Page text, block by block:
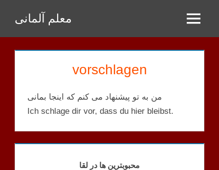
Inhalt
springen
معلم آلمانی Menu
vorschlagen
من به تو پیشنهاد می کنم که اینجا بمانی
Ich schlage dir vor, dass du hier bleibst.
محبوبترین ها در لقا